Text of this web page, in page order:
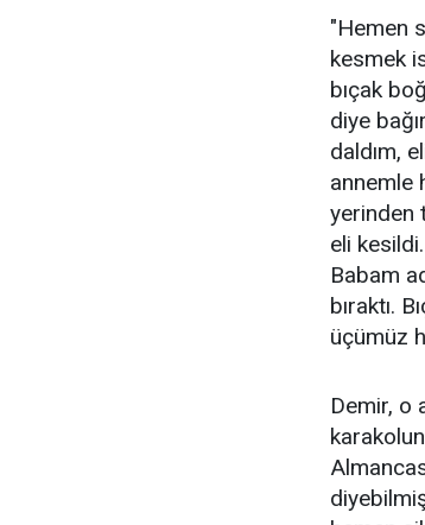
"Hemen
kesmek
bıçak
diye
daldım,
annemle
yerinden
eli
Babam
bıraktı.
üçümüz
Demir, o